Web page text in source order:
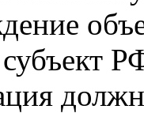
субъект